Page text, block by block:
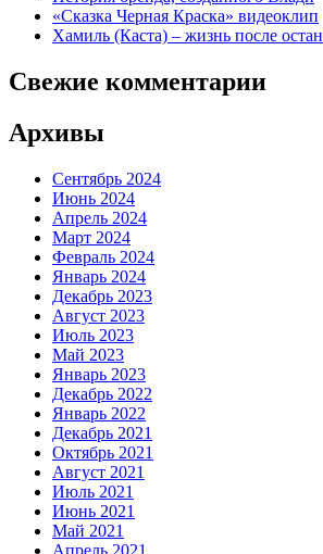
«Сказка Черная Краска» видеоклип
Хамиль (Каста) – жизнь после
Свежие комментарии
Архивы
Сентябрь 2024
Июнь 2024
Апрель 2024
Март 2024
Февраль 2024
Январь 2024
Декабрь 2023
Август 2023
Июль 2023
Май 2023
Январь 2023
Декабрь 2022
Январь 2022
Декабрь 2021
Октябрь 2021
Август 2021
Июль 2021
Июнь 2021
Май 2021
Апрель 2021